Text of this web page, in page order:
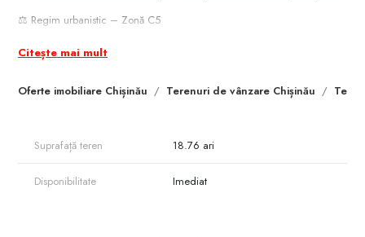
Oferte imobiliare Chișinău Terenuri de vânzare Chișinău
⚖️ Regim urbanistic – Zonă C5
✅ Destinație: zonă comercială centrală, potrivită pentru:
- clădiri de birouri de lux
- spații de divertisment și recreere
🚫 Nu sunt permise activități care presupun transport sau depozitare de
Citește mai mult
Suprafață teren 18.76 ari
Disponibilitate Imediat